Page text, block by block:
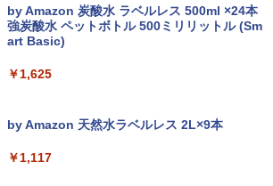
【クーポン使用で25,460円 8/2〜10迄】
世代 Corei5 8365U メモリ16GB M.2 SS
e2019 搭載 ノートパソコン 訳あり Let's
note レビュー投稿で180日保証
￥26,800
【全巻】 悪役のエンディングは死のみ 1-
11巻セット （フロース コミック） [ S
UOL ]
￥12,342
井戸潤
ラック
￥14,990
レスイヤホン bluetooth イヤホン V12 小型
軽量 ブルートゥースHi-Fi 最大36時間再生 ぶ
るーとゅーす コードレス ENCノイズキャン
セリング 自動ペアリング Type-C充電 マイク
￥250
by Amazon 炭酸水 ラベルレス 500ml ×24本
強炭酸水 ペットボトル 500ミリリットル (Sm
art Basic)
￥1,625
by Amazon 天然水ラベルレス 2L×9本
￥1,117